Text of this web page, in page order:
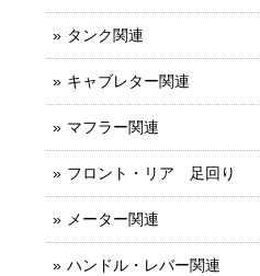
タンク関連
キャブレター関連
マフラー関連
フロント・リア 足回り
メーター関連
ハンドル・レバー関連